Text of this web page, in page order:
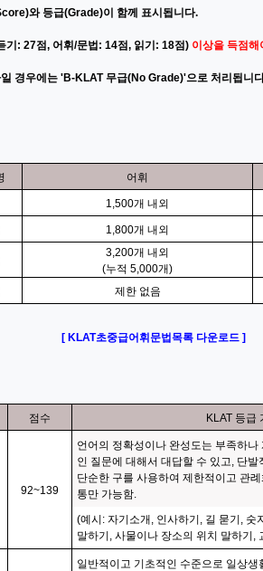
와 등급(Grade)이 함께 표시됩니다.
: 27점, 어휘/문법: 14점, 읽기: 18점) 이상을 득점해
경우에는 'B-KLAT 무급(No Grade)'으로 처리됩니
어휘
1,500개 내외
1,800개 내외
3,200개 내외
(누적 5,000개)
제한 없음
[ KLAT초중급어휘문법목록 다운로드 ]
점수 KLAT 등급
92~139
언어의 정확성이나 완성도는 부족하나
인 질문에 대해서 대답할 수 있고, 단
단순한 구를 사용하여 제한적이고 관
통만 가능함.
(예시: 자기소개, 인사하기, 길 묻기, 숫
말하기, 사물이나 장소의 위치 말하기,
일반적이고 기초적인 수준으로 일상